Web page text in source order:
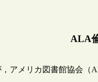
ALA
アメリカ図書館協会（